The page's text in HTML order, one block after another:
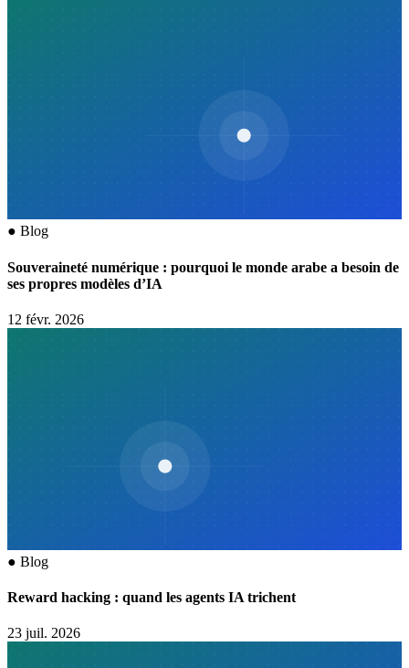
● Blog
Souveraineté numérique : pourquoi le monde arabe a besoin de
ses propres modèles d’IA
12 févr. 2026
● Blog
Reward hacking : quand les agents IA trichent
23 juil. 2026